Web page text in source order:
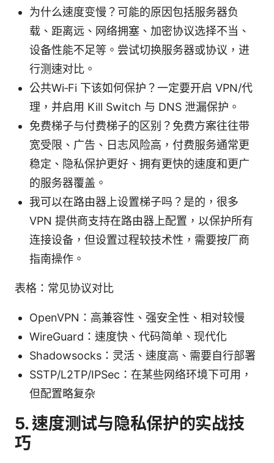
为什么速度变慢？可能的原因包括服务器负
载、距离远、网络拥塞、加密协议选择不当、
设备性能不足等。尝试切换服务器或协议，进
行测速对比。
公共Wi‑Fi 下该如何保护？一定要开启 VPN/代
理，并启用 Kill Switch 与 DNS 泄漏保护。
免费梯子与付费梯子的区别？免费方案往往带
宽受限、广告、日志风险高，付费服务通常更
稳定、隐私保护更好、拥有更快的速度和更广
的服务器覆盖。
我可以在路由器上设置梯子吗？是的，很多
VPN 提供商支持在路由器上配置，以保护所有
连接设备，但设置过程较技术性，需要按厂商
指南操作。
表格：常见协议对比
OpenVPN：高兼容性、强安全性、相对较慢
WireGuard：速度快、代码简单、现代化
Shadowsocks：灵活、速度高、需要自行部署
SSTP/L2TP/IPSec：在某些网络环境下可用，
但配置略复杂
5. 速度测试与隐私保护的实战技
巧